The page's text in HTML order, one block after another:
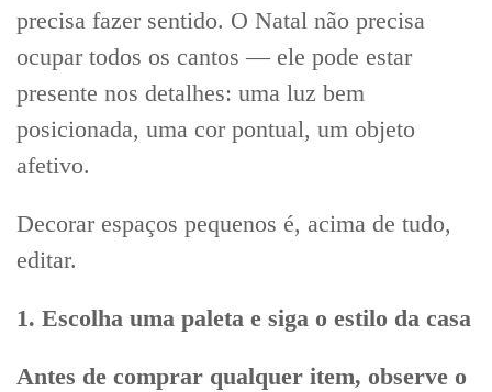
precisa fazer sentido. O Natal não precisa
ocupar todos os cantos — ele pode estar
presente nos detalhes: uma luz bem
posicionada, uma cor pontual, um objeto
afetivo.
Decorar espaços pequenos é, acima de tudo,
editar.
1. Escolha uma paleta e siga o estilo da casa
Antes de comprar qualquer item, observe o